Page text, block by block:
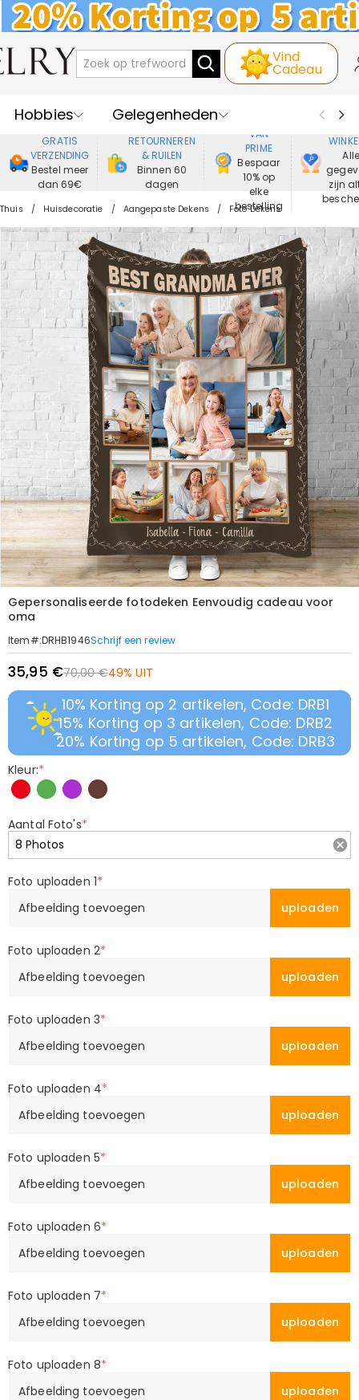
Vind
Cadeau
Hobbies
Gelegenheden
Recipienten
Best Verkochte
Nieuwe
Juwelen
Wonen&Leven
Kleding
GRATIS
VERZENDING
Bestel meer
dan 69€
RETOURNEREN
& RUILEN
Binnen 60
dagen
VAN
PRIME
Bespaar
10% op
elke
bestelling
Alle
zijn
Thuis Huisdecoratie Aangepaste Dekens Foto Dekens
Gepersonaliseerde fotodeken Eenvoudig cadeau voor
oma
Item#:DRHB1946Schrijf een review
35,95 €70,00 €49% UIT
10% Korting op 2 artikelen, Code: DRB1
15% Korting op 3 artikelen, Code: DRB2
20% Korting op 5 artikelen, Code: DRB3
Kleur:*
Aantal Foto's*
Foto uploaden 1*
Afbeelding toevoegen
uploaden
Foto uploaden 2*
Afbeelding toevoegen
uploaden
Foto uploaden 3*
Afbeelding toevoegen
uploaden
Foto uploaden 4*
Afbeelding toevoegen
uploaden
Foto uploaden 5*
Afbeelding toevoegen
uploaden
Foto uploaden 6*
Afbeelding toevoegen
uploaden
Foto uploaden 7*
Afbeelding toevoegen
uploaden
Foto uploaden 8*
Afbeelding toevoegen
uploaden